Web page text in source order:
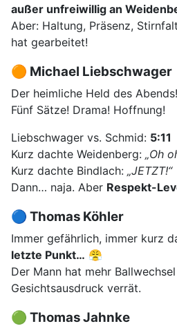
außer unfreiwillig an
Aber: Haltung, Präsenz,
hat gearbeitet!
🟠 Michael Liebschwager
Der heimliche Held des Abends!
Fünf Sätze! Drama! Hoffnung!
Liebschwager vs. Schmid: 5:11
Kurz dachte Weidenberg: „Oh
Kurz dachte Bindlach: „JETZT!“
Dann… naja. Aber Respekt-
🔵 Thomas Köhler
Immer gefährlich, immer kurz
letzte Punkt… 😤
Der Mann hat mehr
Gesichtsausdruck verrät.
🟢 Thomas Jahnke